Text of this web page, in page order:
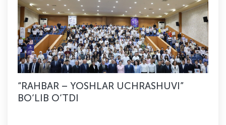
“RAHBAR – YOSHLAR UCHRASHUVI”
BO‘LIB O‘TDI